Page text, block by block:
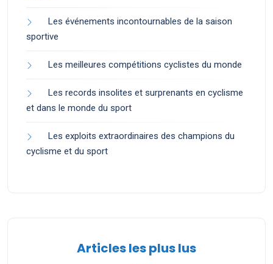
Les événements incontournables de la saison
sportive
Les meilleures compétitions cyclistes du monde
Les records insolites et surprenants en cyclisme
et dans le monde du sport
Les exploits extraordinaires des champions du
cyclisme et du sport
Articles les plus lus